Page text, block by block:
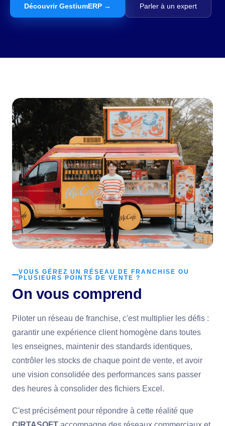
Découvrir GestiumERP → Parler à un expert
VOUS GÉREZ UN RÉSEAU DE FRANCHISE OU
PLUSIEURS POINTS DE VENTE ?
On vous comprend
Piloter un réseau de franchise, c'est multiplier les défis :
garantir une expérience client homogène dans toutes
les enseignes, maintenir des standards identiques,
contrôler les stocks de chaque point de vente, et avoir
une vision consolidée des performances sans passer
des heures à consolider des fichiers Excel.
C'est précisément pour répondre à cette réalité que